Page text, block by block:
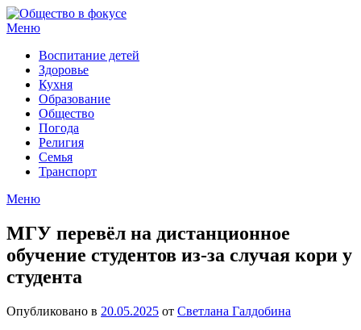
Перейти
к
Меню
Воспитание детей
Здоровье
Кухня
Образование
Общество
Погода
Религия
Семья
Транспорт
Меню
МГУ перевёл на дистанционное
обучение студентов из-за случая кори у
студента
Опубликовано в 20.05.2025 от Светлана Галдобина